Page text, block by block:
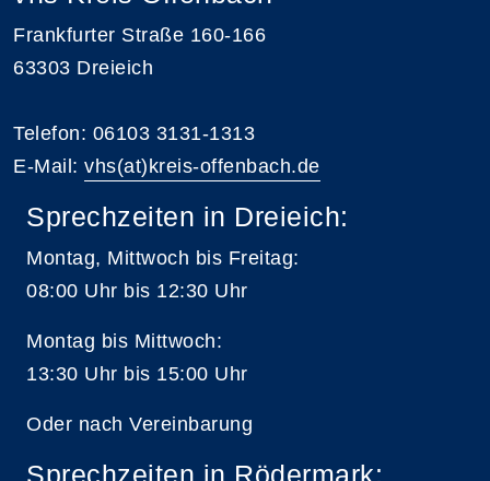
Frankfurter Straße 160-166
63303 Dreieich
Telefon: 06103 3131-1313
E-Mail: vhs(at)kreis-offenbach.de
Sprechzeiten in Dreieich:
Montag, Mittwoch bis Freitag:
08:00 Uhr bis 12:30 Uhr
Montag bis Mittwoch:
13:30 Uhr bis 15:00 Uhr
Oder nach Vereinbarung
Sprechzeiten in Rödermark: